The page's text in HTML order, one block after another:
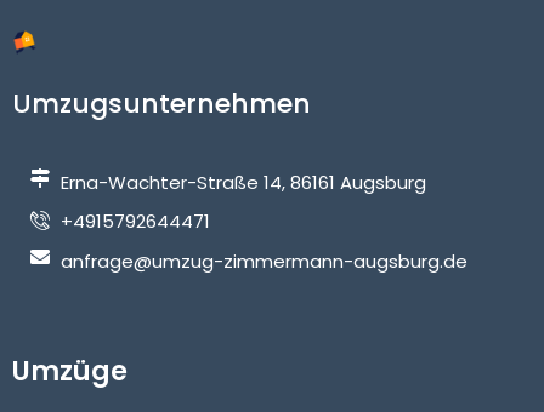
Umzugsunternehmen
Erna-Wachter-Straße 14, 86161 Augsburg
+4915792644471
anfrage@umzug-zimmermann-augsburg.de
Umzüge